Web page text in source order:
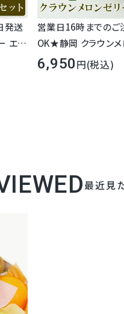
発送
エス
営業日16時までの
OK★静岡 クラウン
ト 10個セット (化粧箱
6,950 (税込)
最近見